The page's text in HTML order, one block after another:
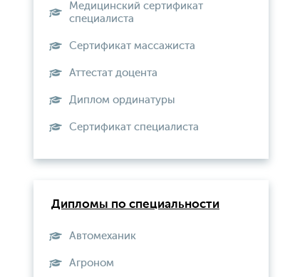
Медицинский сертификат
специалиста
Сертификат массажиста
Аттестат доцента
Диплом ординатуры
Сертификат специалиста
Дипломы по специальности
Автомеханик
Агроном